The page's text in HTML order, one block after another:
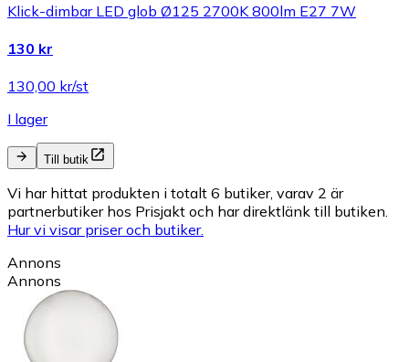
Klick-dimbar LED glob Ø125 2700K 800lm E27 7W
130 kr
130,00 kr/st
I lager
Till butik
Vi har hittat produkten i totalt 6 butiker, varav 2 är
partnerbutiker hos Prisjakt och har direktlänk till butiken.
Hur vi visar priser och butiker.
Annons
Annons